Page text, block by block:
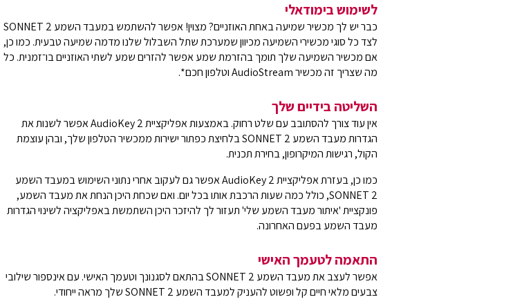
לשימוש בימודאלי
כבר יש לך מכשיר שמיעה באחת האוזניים? מצוין! אפשר להשתמש במעבד השמע SONNET 2
לצד כל סוגי מכשירי השמיעה מכיוון שמערכת שתל השבלול שלנו מדמה שמיעה טבעית. כמו כן,
אם מכשיר השמיעה שלך תומך בהזרמת שמע אפשר להזרים שמע לשתי האוזניים בו־זמנית. כל
מה שצריך זה מכשיר AudioStream וטלפון חכם*.
השליטה בידיים שלך
אין עוד צורך להסתובב עם שלט רחוק. באמצעות אפליקציית AudioKey 2 אפשר לשנות את
הגדרות מעבד השמע SONNET 2 בלחיצת כפתור ישירות ממכשיר הטלפון שלך, ובהן עוצמת
הקול, רגישות המיקרופון, בחירת תכנית.
כמו כן, בעזרת אפליקציית AudioKey 2 אפשר גם לעקוב אחרי נתוני השימוש במעבד השמע
SONNET 2, כולל כמה שעות הרכבת אותו בכל יום. ואם שכחת היכן הנחת את מעבד השמע,
פונקציית 'איתור מעבד השמע שלי' תעזור לך להיזכר היכן השתמשת באפליקציה לשינוי הגדרות
מעבד השמע בפעם האחרונה.
התאמה לטעמך האישי
אפשר לעצב את מעבד השמע SONNET 2 בהתאם לסגנונך וטעמך האישי. עם אינספור שילובי
צבעים מלאי חיים קל ופשוט להעניק למעבד השמע SONNET 2 שלך מראה ייחודי.